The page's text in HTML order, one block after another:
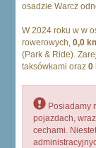
osadzie Warcz
W 2024 roku w w
rowerowych, 0,0
(Park & Ride).
taksówkami oraz 0
Posiadamy
pojazdach,
cechami.